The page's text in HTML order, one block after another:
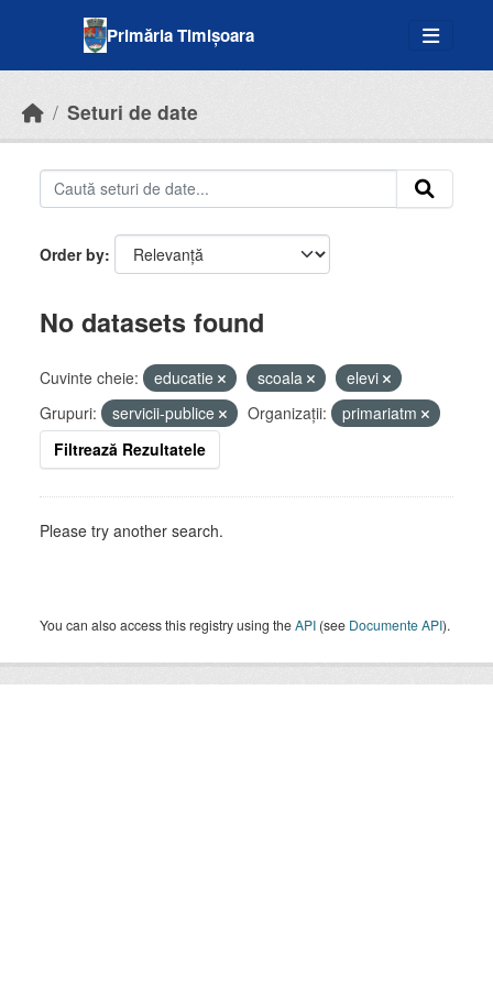
Primăria Timișoara
Seturi de date
Order by
No datasets found
Cuvinte cheie: educatie scoala
elevi
Grupuri:
servicii-publice Organizații:
primariatm
Filtrează Rezultatele
Please try another search.
You can also access this registry using theAPI (see Documente API).